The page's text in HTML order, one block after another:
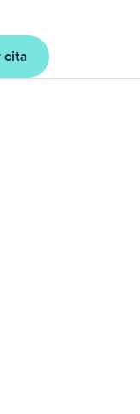
cita